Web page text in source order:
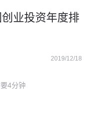
创业投资年度排
2019/12/18
4分钟